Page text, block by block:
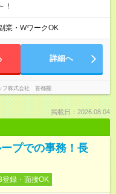
！
業・WワークOK
詳細へ
フ株式会社 首都圏
掲載日：2026.08.04
プでの事務！長
登録・面接OK